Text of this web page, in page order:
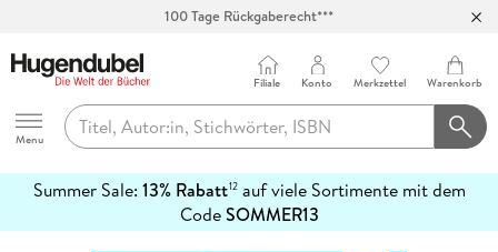
100 Tage Rückgaberecht***
Hugendubel
Menu
Filiale Konto Merkzettel Warenkorb
Summer Sale: 13% Rabatt12auf viele Sortimente mit dem
CodeSOMMER13
erfahren